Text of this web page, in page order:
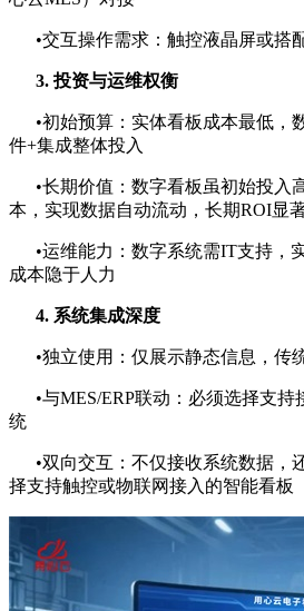
•交互操作需求：触控液晶屏或搭
3. 投资与运维权衡
•初始预算：实体看板成本最低，
件+集成整体投入
•长期价值：数字看板虽初始投入
本，实现数据自动流动，长期ROI显
•运维能力：数字系统需IT支持，
成本隐于人力
4. 系统集成深度
•独立使用：仅展示静态信息，传
•与MES/ERP联动：必须选择支
统
•双向交互：不仅接收系统数据，
择支持触控或物联网接入的智能看板